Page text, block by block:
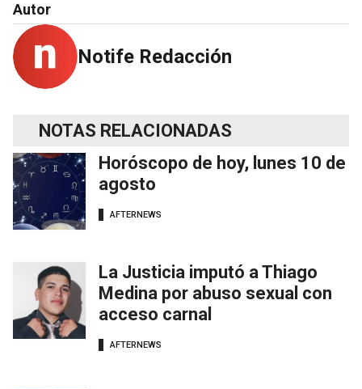
Autor
Notife Redacción
NOTAS RELACIONADAS
Horóscopo de hoy, lunes 10 de
agosto
AFTERNEWS
La Justicia imputó a Thiago
Medina por abuso sexual con
acceso carnal
AFTERNEWS